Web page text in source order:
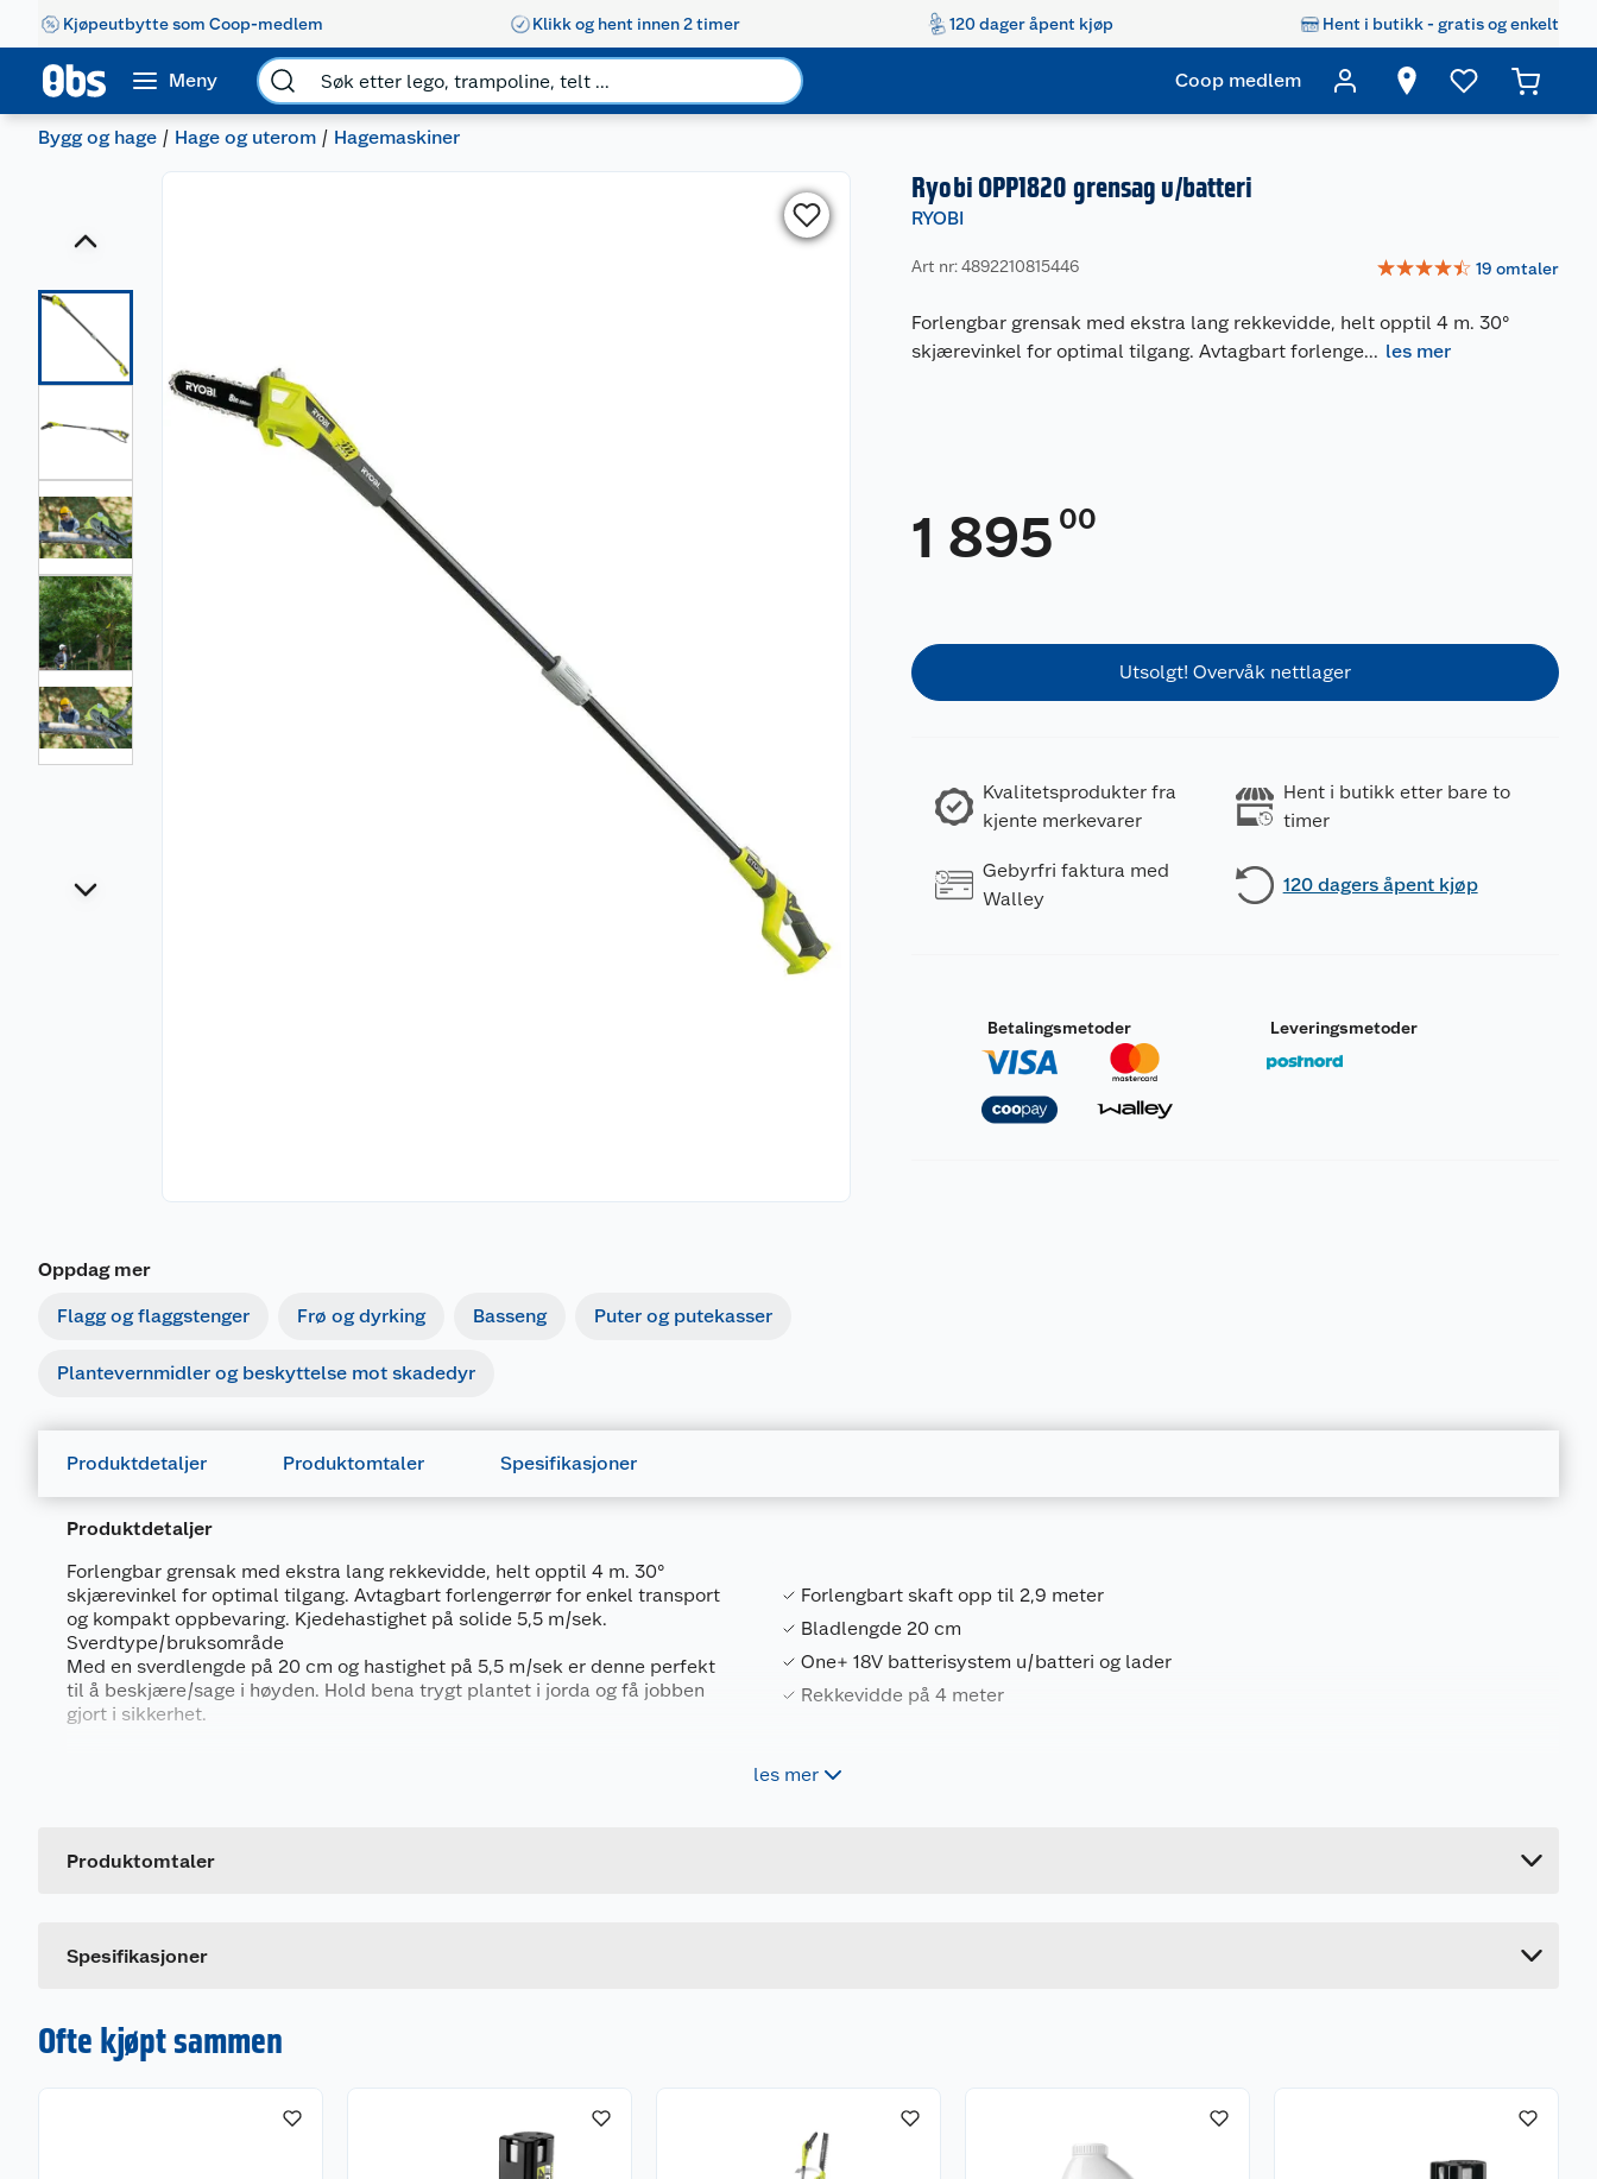
Kjøpeutbytte som Coop-medlem Klikk og hent innen 2 timer 120 dager åpent kjøp Hent i butikk - gratis og enkelt
Meny Coop medlem
Bygg og hage Hage og uterom Hagemaskiner
Oppdag mer
Flagg og flaggstenger Frø og dyrking Basseng Puter og putekasser
Plantevernmidler og beskyttelse mot skadedyr
Ryobi OPP1820 grensag u/batteri
RYOBI
Art nr: 4892210815446 ☆☆☆☆☆ 19 omtaler
Forlengbar grensak med ekstra lang rekkevidde, helt opptil 4 m. 30°
skjærevinkel for optimal tilgang. Avtagbart forlenge... les mer
1 895 00
Utsolgt! Overvåk nettlager
Kvalitetsprodukter fra
kjente merkevarer
Hent i butikk etter bare to
timer
Gebyrfri faktura med
Walley
120 dagers åpent kjøp
Betalingsmetoder Leveringsmetoder
Produktdetaljer Produktomtaler Spesifikasjoner
Produktdetaljer
Forlengbar grensak med ekstra lang rekkevidde, helt opptil 4 m. 30°
skjærevinkel for optimal tilgang. Avtagbart forlengerrør for enkel transport
og kompakt oppbevaring. Kjedehastighet på solide 5,5 m/sek.
Sverdtype/bruksområde
Med en sverdlengde på 20 cm og hastighet på 5,5 m/sek er denne perfekt
til å beskjære/sage i høyden. Hold bena trygt plantet i jorda og få jobben
gjort i sikkerhet.
maksimere driftstid, levetid og brukssikkerhet. Det omfattende systemet
(100%, 75%, 50%, 25%).
Ergonomisk sele
Forlengbart skaft opp til 2,9 meter
Bladlengde 20 cm
One+ 18V batterisystem u/batteri og lader
Rekkevidde på 4 meter
les mer
Produktomtaler
Spesifikasjoner
Leverandørens artikkelnummer
Forpakningsmål
Ofte kjøpt sammen